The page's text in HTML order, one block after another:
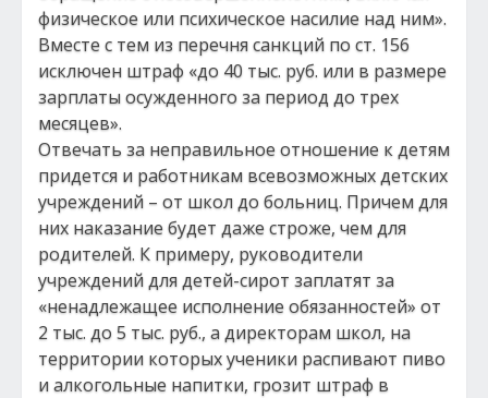
физическое или психическое насилие над ним».
Вместе с тем из перечня санкций по ст. 156
исключен штраф «до 40 тыс. руб. или в размере
зарплаты осужденного за период до трех
месяцев».
Отвечать за неправильное отношение к детям
придется и работникам всевозможных детских
учреждений – от школ до больниц. Причем для
них наказание будет даже строже, чем для
родителей. К примеру, руководители
учреждений для детей-сирот заплатят за
«ненадлежащее исполнение обязанностей» от
2 тыс. до 5 тыс. руб., а директорам школ, на
территории которых ученики распивают пиво
и алкогольные напитки, грозит штраф в